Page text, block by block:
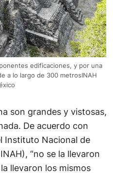
edificaciones, y por una
a lo largo de 300 metrosINAH
son grandes y vistosas,
De acuerdo con
Instituto Nacional de
“no se la llevaron
llevaron los mismos